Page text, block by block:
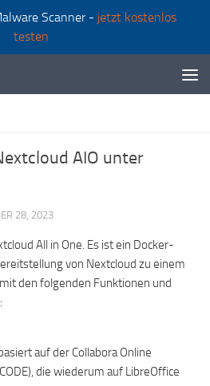
Scanner - jetzt kostenlos
testen
AIO unter
28, 2023
All in One. Es ist ein Docker-
von Nextcloud zu einem
den folgenden Funktionen und
auf der Collabora Online
die wiederum auf LibreOffice